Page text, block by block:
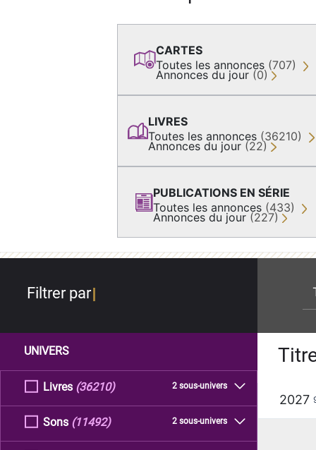
CARTES
Toutes les annonces (707)
Annonces du jour (0)
LIVRES
Toutes les annonces (36210)
Annonces du jour (22)
PUBLICATIONS EN SÉRIE
Toutes les annonces (433)
Annonces du jour (227)
Filtrer par
UNIVERS
Livres 2 sous-univers
(36210)
Sons 2 sous-univers
(11492)
2027